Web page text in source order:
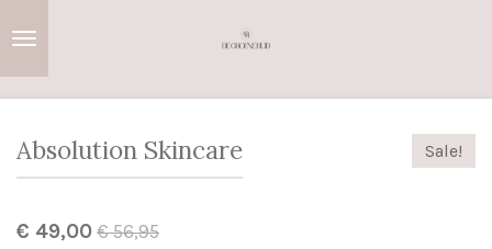
hoofdinhoud
Absolution Skincare Sale!
€ 49,00 € 56,95